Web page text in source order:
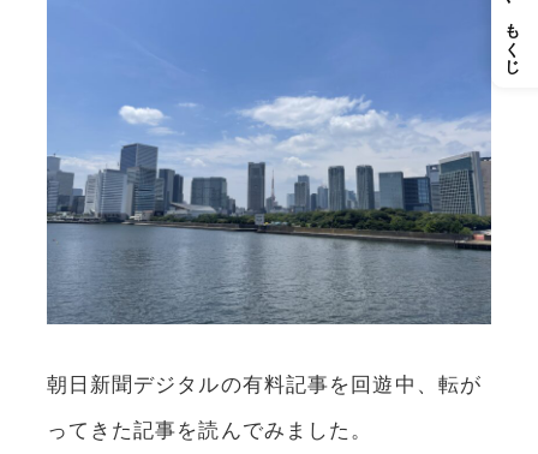
朝日新聞デジタルの有料記事を回遊中、転が
ってきた記事を読んでみました。
もくじ